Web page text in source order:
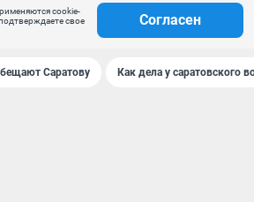
cookie-
свое
Согласен
Саратову Как дела у саратовского